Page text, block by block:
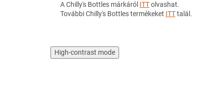
A Chilly's Bottles márkáról ITTolvashat.
További Chilly's Bottles termékeket ITTtalál.
High-contrast mode